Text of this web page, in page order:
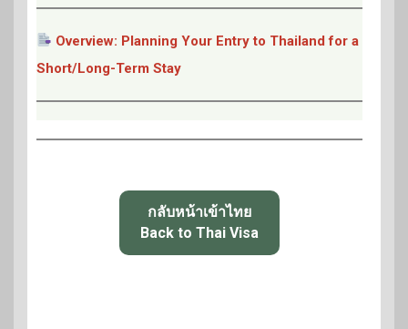
Overview: Planning Your Entry to Thailand for a
Short/Long-Term Stay
กลับหน้าเข้าไทย
Back to Thai Visa